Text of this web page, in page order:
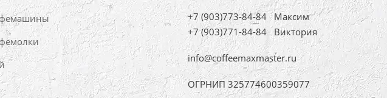
+7 (903)773-84-84Максим
+7 (903)771-84-84Виктория
info@coffeemaxmaster.ru
ОГРНИП 325774600359077